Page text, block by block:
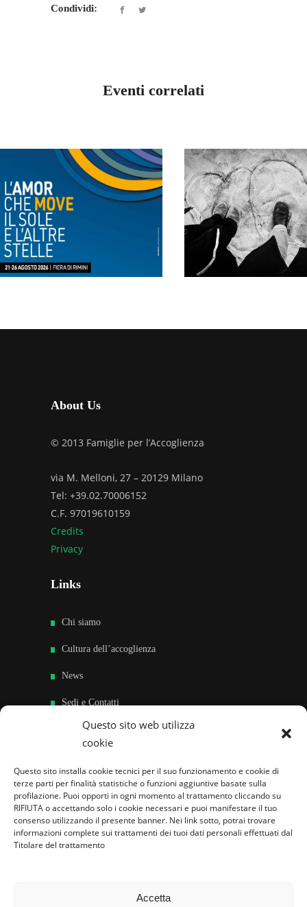
Questo sito web utilizza
cookie
Questo sito installa cookie tecnici per il suo funzionamento e cookie di
terze parti per finalità statistiche o funzioni aggiuntive basate sulla
profilazione. Puoi opporti in ogni momento al trattamento cliccando su
RIFIUTA o accettando solo i cookie necessari e puoi manifestare il tuo
consenso utilizzando il presente banner. Nei link sotto, potrai trovare
informazioni complete sui trattamenti dei tuoi dati personali effettuati dal
Titolare del trattamento
Accetta
Condividi:
Eventi correlati
SEDE NAZIONALE
L’UMANO E PER
L’AMOR
CHE GENERA
AGOSTO 24, 2026
SEDE
L’ARTE DI
LA
AGOSTO 22,
About Us
© 2013 Famiglie per l’Accoglienza
via M. Melloni, 27 – 20129 Milano
Tel: +39.02.70006152
C.F. 97019610159
Credits
Privacy
Links
Chi siamo
Cultura dell’accoglienza
News
Sedi e Contatti
Sostieni
Famiglie per l’accoglienza nel mondo